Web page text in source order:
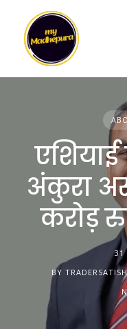
content
अंकुरा
करोड़
31
BY